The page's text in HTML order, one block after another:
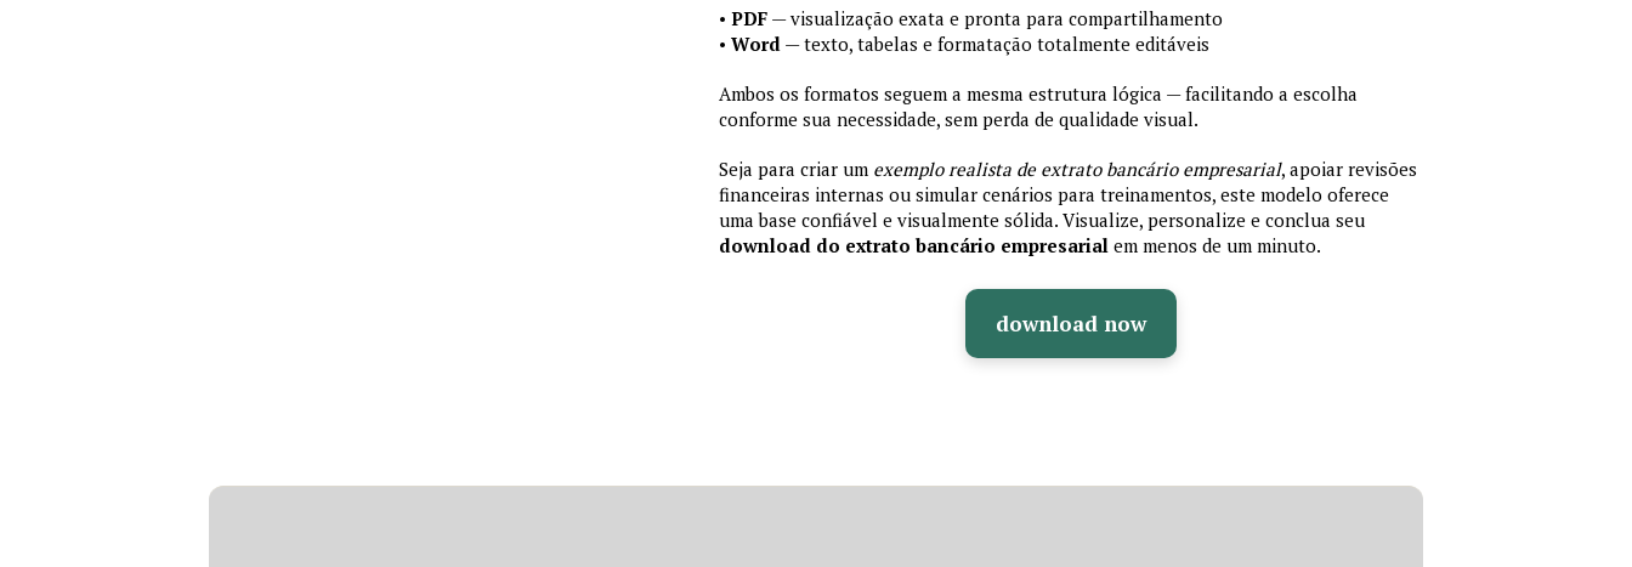
• PDF — visualização exata e pronta para compartilhamento
• Word — texto, tabelas e formatação totalmente editáveis
Ambos os formatos seguem a mesma estrutura lógica — facilitando a escolha
conforme sua necessidade, sem perda de qualidade visual.
Seja para criar um exemplo realista de extrato bancário empresarial, apoiar revisões
financeiras internas ou simular cenários para treinamentos, este modelo oferece
uma base confiável e visualmente sólida. Visualize, personalize e conclua seu
download do extrato bancário empresarial em menos de um minuto.
download now